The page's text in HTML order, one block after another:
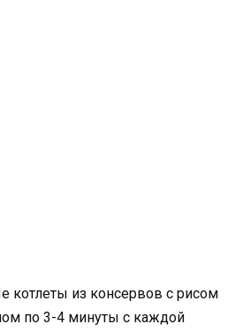
из консервов с рисом
по 3-4 минуты с каждой